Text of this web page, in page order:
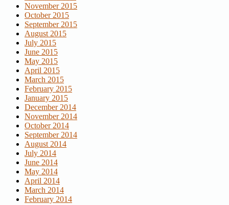
November 2015
October 2015
September 2015
August 2015
July 2015
June 2015
May 2015
April 2015
March 2015
February 2015
January 2015
December 2014
November 2014
October 2014
September 2014
August 2014
July 2014
June 2014
May 2014
April 2014
March 2014
February 2014